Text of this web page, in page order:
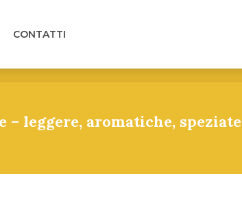
CONTATTI
– leggere, aromatiche, speziate